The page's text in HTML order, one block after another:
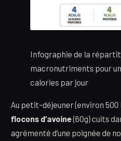
Infographie de la
macronutriments pour
calories par jour
Au petit-déjeuner (environ
flocons d’avoine(60g) cuits
agrémenté d’une poignée de